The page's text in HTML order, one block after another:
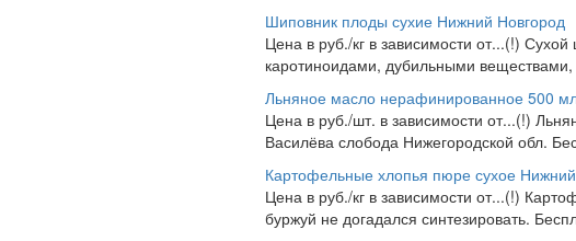
Шиповник плоды сухие Нижний Новгород
Цена в руб./кг в зависимости от...(!)
каротиноидами, дубильными
Льняное масло нерафинированное 500
Цена в руб./шт. в зависимости от...(!)
Василёва слобода Нижегородской обл.
Картофельные хлопья пюре сухое
Цена в руб./кг в зависимости от...(!)
буржуй не догадался синтезировать.